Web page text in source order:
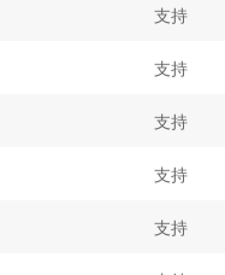
支持
支持
支持
支持
支持